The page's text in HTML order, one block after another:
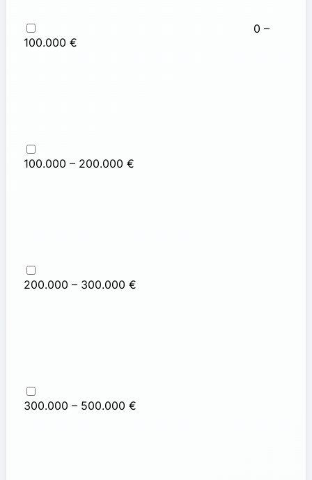
0 –
100.000 €
100.000 – 200.000 €
200.000 – 300.000 €
300.000 – 500.000 €